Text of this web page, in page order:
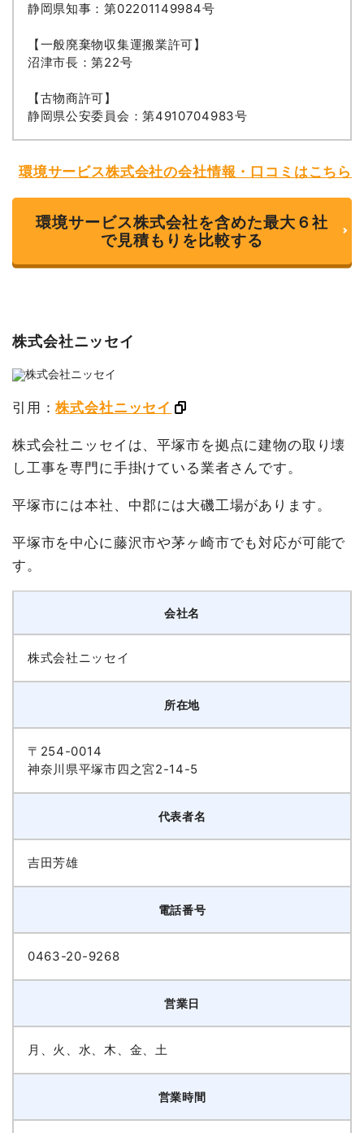
静岡県知事：第02201149984号
【一般廃棄物収集運搬業許可】
沼津市長：第22号
【古物商許可】
静岡県公安委員会：第4910704983号
環境サービス株式会社の会社情報・口コミはこちら
環境サービス株式会社を含めた最大６社
で見積もりを比較する
株式会社ニッセイ
引用：株式会社ニッセイ
株式会社ニッセイは、平塚市を拠点に建物の取り壊
し工事を専門に手掛けている業者さんです。
平塚市には本社、中郡には大磯工場があります。
平塚市を中心に藤沢市や茅ヶ崎市でも対応が可能で
す。
会社名
株式会社ニッセイ
所在地
〒254-0014
神奈川県平塚市四之宮2-14-5
代表者名
吉田芳雄
電話番号
0463-20-9268
営業日
月、火、水、木、金、土
営業時間